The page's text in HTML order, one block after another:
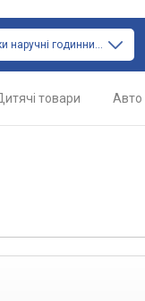
тільки наручні годинники
товари Авто